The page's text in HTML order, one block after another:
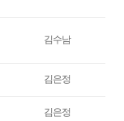
김수남
김은정
김은정